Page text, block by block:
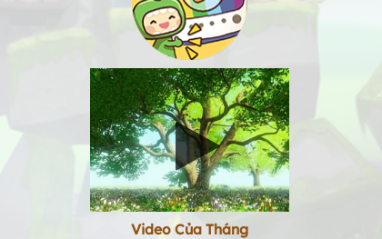
Video Của Tháng